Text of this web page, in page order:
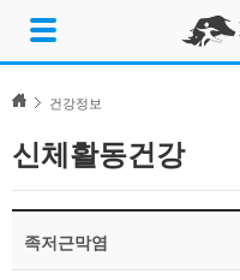
content
메
기
건강정보
신체활동건강
족저근막염